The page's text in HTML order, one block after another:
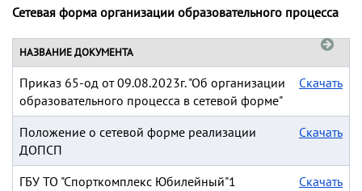
Сетевая форма организации образовательного процесса
НАЗВАНИЕ ДОКУМЕНТА
Скачать
Приказ 65-од от 09.08.2023г. "Об организации
образовательного процесса в сетевой форме"
Скачать
Положение о сетевой форме реализации
ДОПСП
Скачать
ГБУ ТО "Спорткомплекс Юбилейный"1